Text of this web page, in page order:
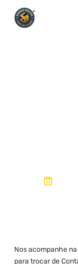
Nos acompanhe
para trocar de